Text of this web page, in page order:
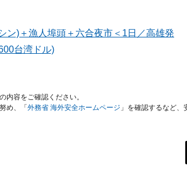
)＋漁人埠頭＋六合夜市＜1日／高雄発
台湾ドル)
容をご確認ください。
め、「 外務省 海外安全ホームページ 」を確認するなど